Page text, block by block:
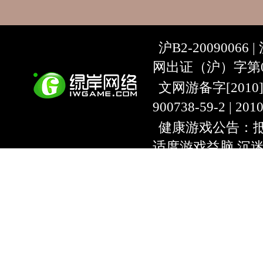
沪B2-20090066 |
网出证（沪）字
文网游备字
900738-59-2 |
健康游戏公告：
适度游戏益脑 沉